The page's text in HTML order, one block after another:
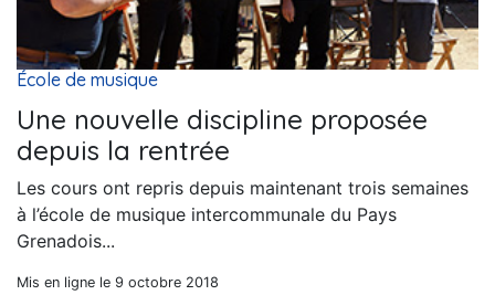
École de musique
Une nouvelle discipline proposée
depuis la rentrée
Les cours ont repris depuis maintenant trois semaines
à l’école de musique intercommunale du Pays
Grenadois...
Mis en ligne le 9 octobre 2018